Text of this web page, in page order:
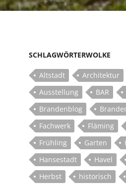
SCHLAGWÖRTERWOLKE
Altstadt Architektur
Ausstellung
BAR
Brandenblog
Fachwerk
Fläming
Frühling
Garten
Hansestadt
Havel
Herbst
historisch